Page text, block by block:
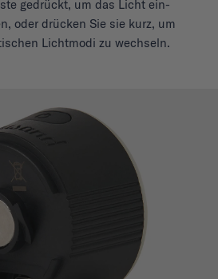
gedrückt, um das Licht ein-
oder drücken Sie sie kurz, um
Lichtmodi zu wechseln.